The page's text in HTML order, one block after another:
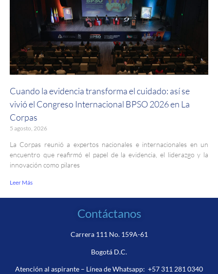
Cuando la evidencia transforma el cuidado: así se
vivió el Congreso Internacional BPSO 2026 en La
Corpas
5 agosto, 2026
La Corpas reunió a expertos nacionales e internacionales en un
encuentro que reafirmó el papel de la evidencia, el liderazgo y la
innovación como pilares
Leer Más
Contáctanos
Carrera 111 No. 159A-61
Bogotá D.C.
Atención al aspirante – Línea de Whatsapp: +57 311 281 0340